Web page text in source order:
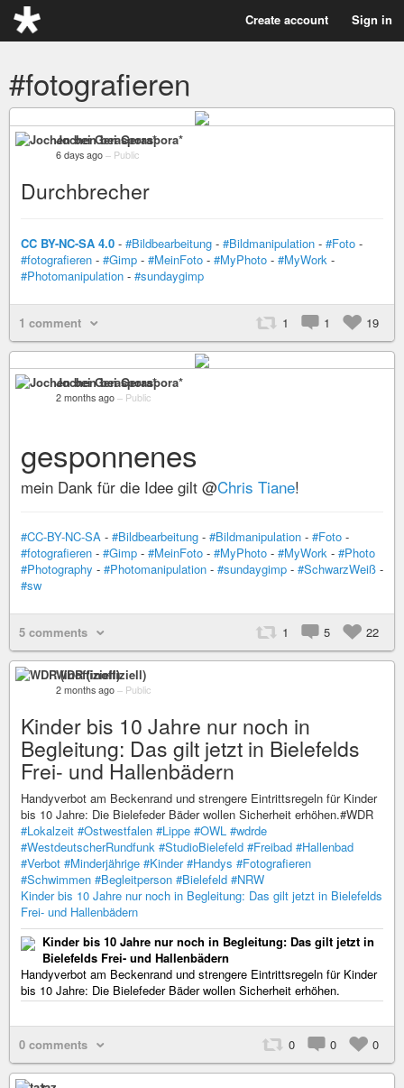
Create account Sign in
#fotografieren
Jochen bei Geraspora*
6 days ago – Public
Durchbrecher
CC BY-NC-SA 4.0 - #Bildbearbeitung - #Bildmanipulation - #Foto -
#fotografieren - #Gimp - #MeinFoto - #MyPhoto - #MyWork -
#Photomanipulation - #sundaygimp
1 comment 1 1 19
Jochen bei Geraspora*
2 months ago – Public
gesponnenes
mein Dank für die Idee gilt @Chris Tiane!
#CC-BY-NC-SA - #Bildbearbeitung - #Bildmanipulation - #Foto -
#fotografieren - #Gimp - #MeinFoto - #MyPhoto - #MyWork - #Photo
#Photography - #Photomanipulation - #sundaygimp - #SchwarzWeiß -
#sw
5 comments 1 5 22
WDR (inoffiziell)
2 months ago – Public
Kinder bis 10 Jahre nur noch in
Begleitung: Das gilt jetzt in Bielefelds
Frei- und Hallenbädern
Handyverbot am Beckenrand und strengere Eintrittsregeln für Kinder
bis 10 Jahre: Die Bielefeder Bäder wollen Sicherheit erhöhen.#WDR
#Lokalzeit #Ostwestfalen #Lippe #OWL #wdrde
#WestdeutscherRundfunk #StudioBielefeld #Freibad #Hallenbad
#Verbot #Minderjährige #Kinder #Handys #Fotografieren
#Schwimmen #Begleitperson #Bielefeld #NRW
Kinder bis 10 Jahre nur noch in Begleitung: Das gilt jetzt in Bielefelds
Frei- und Hallenbädern
Kinder bis 10 Jahre nur noch in Begleitung: Das gilt jetzt in
Bielefelds Frei- und Hallenbädern
Handyverbot am Beckenrand und strengere Eintrittsregeln für Kinder
bis 10 Jahre: Die Bielefeder Bäder wollen Sicherheit erhöhen.
0 comments 0 0 0